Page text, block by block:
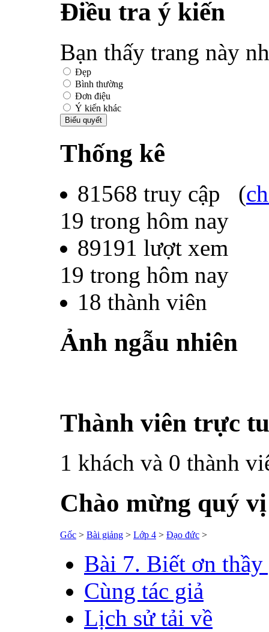
Điều tra ý kiến
Bạn thấy trang này
Đẹp
Bình thường
Đơn điệu
Ý kiến khác
Thống kê
81568 truy cập (
19 trong hôm nay
89191 lượt xem
19 trong hôm nay
18 thành viên
Ảnh ngẫu nhiên
Thành viên trực
1 khách và 0 thành
Chào mừng quý
Gốc > Bài giảng > Lớp 4 > Đạo đức >
Bài 7. Biết ơn
Cùng tác giả
Lịch sử tải về